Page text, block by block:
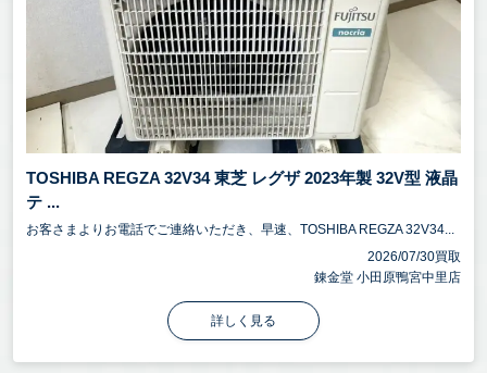
TOSHIBA REGZA 32V34 東芝 レグザ 2023年製 32V型 液晶
テ ...
お客さまよりお電話でご連絡いただき、早速、TOSHIBA REGZA 32V34...
2026/07/30買取
錬金堂 小田原鴨宮中里店
詳しく見る